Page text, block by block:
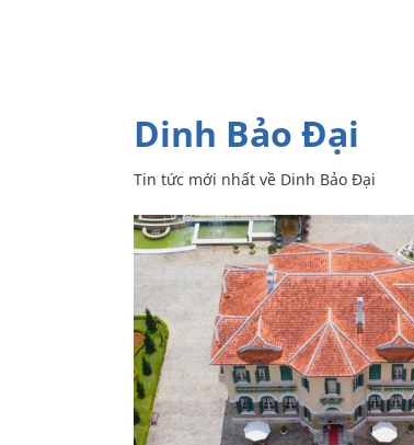
Dinh Bảo Đại
Tin tức mới nhất về Dinh Bảo Đại